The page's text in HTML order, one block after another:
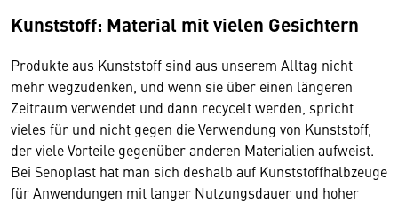
Kunststoff: Material mit vielen Gesichtern
Produkte aus Kunststoff sind aus unserem Alltag nicht
mehr wegzudenken, und wenn sie über einen längeren
Zeitraum verwendet und dann recycelt werden, spricht
vieles für und nicht gegen die Verwendung von Kunststoff,
der viele Vorteile gegenüber anderen Materialien aufweist.
Bei Senoplast hat man sich deshalb auf Kunststoffhalbzeuge
für Anwendungen mit langer Nutzungsdauer und hoher